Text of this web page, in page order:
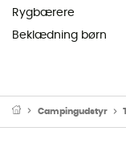
Rygbærere
Beklædning børn
Campingudstyr